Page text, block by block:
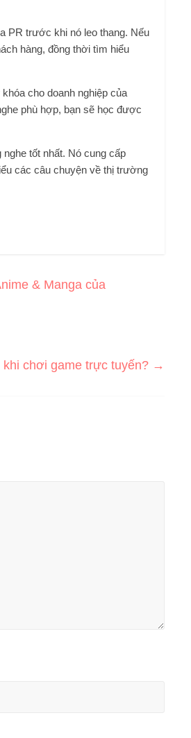
PR trước khi nó leo thang. Nếu
hàng, đồng thời tìm hiểu
cho doanh nghiệp của
phù hợp, bạn sẽ học được
tốt nhất. Nó cung cấp
các câu chuyện về thị trường
& Manga của
chơi game trực tuyến? →